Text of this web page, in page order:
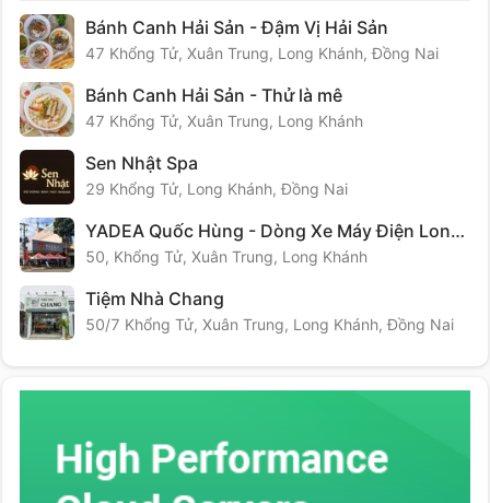
Bánh Canh Hải Sản - Đậm Vị Hải Sản
47 Khổng Tử, Xuân Trung, Long Khánh, Đồng Nai
Bánh Canh Hải Sản - Thử là mê
47 Khổng Tử, Xuân Trung, Long Khánh
Sen Nhật Spa
29 Khổng Tử, Long Khánh, Đồng Nai
YADEA Quốc Hùng - Dòng Xe Máy Điện Long Khánh
50, Khổng Tử, Xuân Trung, Long Khánh
Tiệm Nhà Chang
50/7 Khổng Tử, Xuân Trung, Long Khánh, Đồng Nai